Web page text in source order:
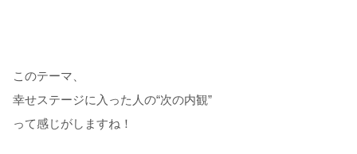
このテーマ、
幸せステージに入った人の“次の内観”
って感じがしますね！